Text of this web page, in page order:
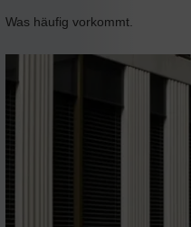
Was häufig vorkommt.